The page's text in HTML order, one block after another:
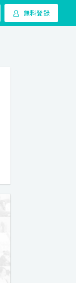
無料登録